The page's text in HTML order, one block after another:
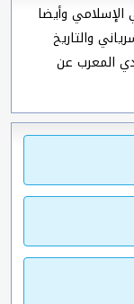
الإسلامي وأيضا
والتاريخ
المعرب عن